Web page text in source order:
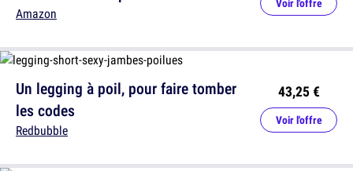
Amazon
Voir l'offre
Un legging à poil, pour faire tomber
les codes
Redbubble
43,25 €
Voir l'offre